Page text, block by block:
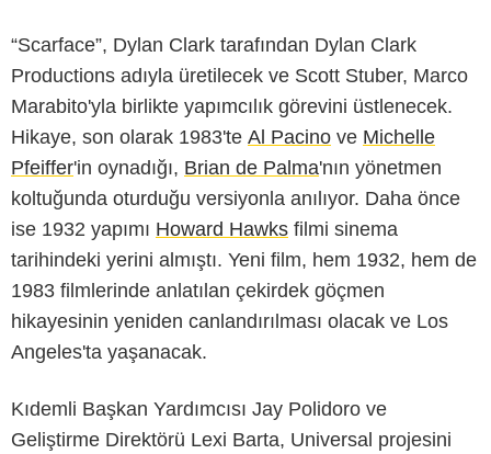
“Scarface”, Dylan Clark tarafından Dylan Clark
Productions adıyla üretilecek ve Scott Stuber, Marco
Marabito'yla birlikte yapımcılık görevini üstlenecek.
Hikaye, son olarak 1983'te Al Pacino ve Michelle
Pfeiffer'in oynadığı, Brian de Palma'nın yönetmen
koltuğunda oturduğu versiyonla anılıyor. Daha önce
ise 1932 yapımı Howard Hawks filmi sinema
tarihindeki yerini almıştı. Yeni film, hem 1932, hem de
1983 filmlerinde anlatılan çekirdek göçmen
hikayesinin yeniden canlandırılması olacak ve Los
Angeles'ta yaşanacak.
Kıdemli Başkan Yardımcısı Jay Polidoro ve
Geliştirme Direktörü Lexi Barta, Universal projesini